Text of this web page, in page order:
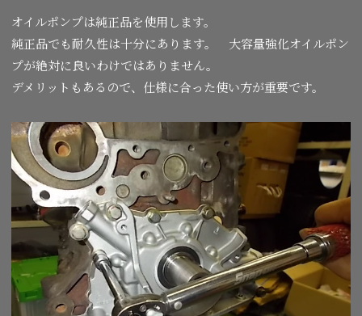
オイルポンプは純正品を使用します。
純正品でも耐久性は十分にあります。 大容量強化オイルポン
プが絶対に良いわけではありません。
デメリットもあるので、仕様に合った使い方が重要です。